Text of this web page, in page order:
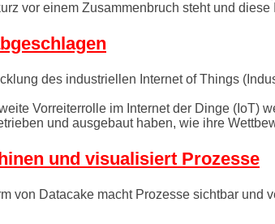
vor einem Zusammenbruch steht und
des industriellen Internet of Things
Vorreiterrolle im Internet der Dinge (IoT)
und ausgebaut haben, wie ihre
und visualisiert Prozesse
von Datacake macht Prozesse sichtbar